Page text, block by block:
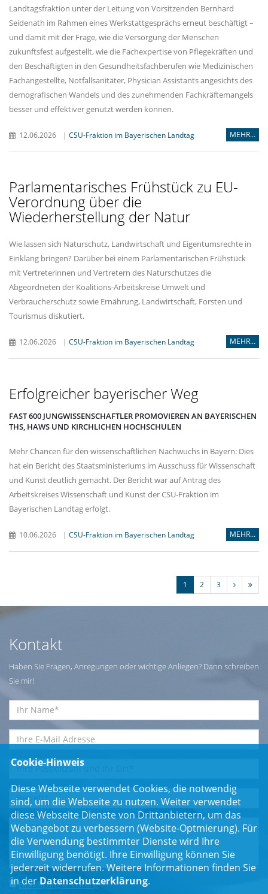
Landtagsfraktion unter der Leitung von Vorsitzenden Bernhard
Seidenath im Rahmen eines Werkstattgesprächs erneut beschäftigt –
und damit mit der Frage, wie die Versorgung der Menschen
zukunftsfest aufgestellt, wie die Fachexpertise von Pflegekräften und
den Beschäftigten in den Gesundheitsfachberufen wie Medizinischen
Fachangestellte, Notfallsanitäter, Physician Assistants angesichts des
demografischen Wandels und des zunehmenden Fachkräftemangels
besser und effektiver genutzt werden können.
12.06.2026 | CSU-Fraktion im Bayerischen Landtag MEHR...
Parlamentarisches Frühstück zu EU-
Verordnung über die
Wiederherstellung der Natur
Wie lassen sich Naturschutz, Landwirtschaft und Eigentumsrechte in
Einklang bringen? Darüber bei einem Parlamentarischen Frühstück
mit Vertreterinnen und Vertretern des Naturschutzes die
Abgeordneten der Koalitions-Arbeitskreise Umwelt und
Verbraucherschutz sowie Ernährung, Landwirtschaft, Forsten und
Tourismus diskutiert.
12.06.2026 | CSU-Fraktion im Bayerischen Landtag MEHR...
Erfolgreicher bayerischer Weg
FAST 600 JUNGWISSENSCHAFTLER PROMOVIEREN AN BAYERISCHEN
THS, HAWS UND KIRCHLICHEN HOCHSCHULEN
Mehr Chancen für den wissenschaftlichen Nachwuchs in Bayern: Dies
hat ein Bericht des Staatsministeriums im Ausschuss für Wissenschaft
und Kunst deutlich gemacht. Der Bericht war auf Antrag des
Arbeitskreises Wissenschaft und Kunst der CSU-Fraktion im
Bayerischen Landtag erfolgt.
10.06.2026 | CSU-Fraktion im Bayerischen Landtag MEHR...
1 2 3
Kontakt
Haben Sie Fragen, Anregungen oder wichtige Anliegen? Dann schreiben
Sie mir!
Einwilligungserklärung*
Cookie-Hinweis
Diese Webseite verwendet Cookies, die notwendig
sind, um die Webseite zu nutzen. Weiter verwendet
diese Webseite Dienste von Drittanbietern, um das
Webangebot zu verbessern (Website-Optmierung). Für
die Verwendung bestimmter Dienste wird Ihre
Einwilligung benötigt. Ihre Einwilligung können Sie
jederzeit widerrufen. Weitere Informationen finden Sie
in der Datenschutzerklärung.